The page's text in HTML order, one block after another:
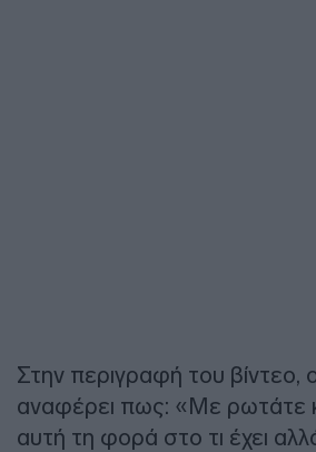
Στην περιγραφή του βίντεο,
αναφέρει πως: «Με ρωτάτε
αυτή τη φορά στο τι έχει